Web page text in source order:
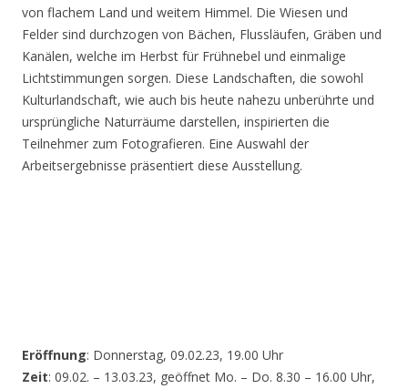
von flachem Land und weitem Himmel. Die Wiesen und
Felder sind durchzogen von Bächen, Flussläufen, Gräben und
Kanälen, welche im Herbst für Frühnebel und einmalige
Lichtstimmungen sorgen. Diese Landschaften, die sowohl
Kulturlandschaft, wie auch bis heute nahezu unberührte und
ursprüngliche Naturräume darstellen, inspirierten die
Teilnehmer zum Fotografieren. Eine Auswahl der
Arbeitsergebnisse präsentiert diese Ausstellung.
Eröffnung: Donnerstag, 09.02.23, 19.00 Uhr
Zeit: 09.02. – 13.03.23, geöffnet Mo. – Do. 8.30 – 16.00 Uhr,